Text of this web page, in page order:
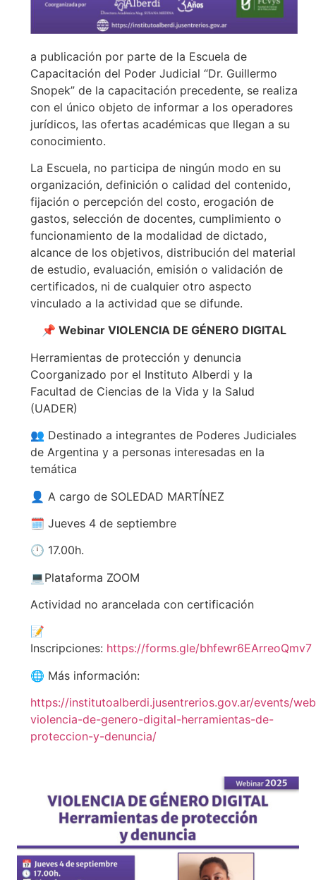
a publicación por parte de la Escuela de
Capacitación del Poder Judicial “Dr. Guillermo
Snopek” de la capacitación precedente, se realiza
con el único objeto de informar a los operadores
jurídicos, las ofertas académicas que llegan a su
conocimiento.
La Escuela, no participa de ningún modo en su
organización, definición o calidad del contenido,
fijación o percepción del costo, erogación de
gastos, selección de docentes, cumplimiento o
funcionamiento de la modalidad de dictado,
alcance de los objetivos, distribución del material
de estudio, evaluación, emisión o validación de
certificados, ni de cualquier otro aspecto
vinculado a la actividad que se difunde.
📌 Webinar VIOLENCIA DE GÉNERO DIGITAL
Herramientas de protección y denuncia
Coorganizado por el Instituto Alberdi y la
Facultad de Ciencias de la Vida y la Salud
(UADER)
👥 Destinado a integrantes de Poderes Judiciales
de Argentina y a personas interesadas en la
temática
👤 A cargo de SOLEDAD MARTÍNEZ
🗓️ Jueves 4 de septiembre
🕛 17.00h.
💻Plataforma ZOOM
Actividad no arancelada con certificación
📝
Inscripciones: https://forms.gle/bhfewr6EArreoQmv7
🌐 Más información:
https://institutoalberdi.jusentrerios.gov.ar/events/
violencia-de-genero-digital-herramientas-de-
proteccion-y-denuncia/